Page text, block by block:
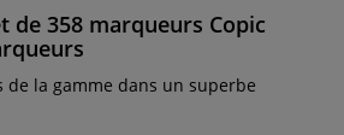
de 358 marqueurs Copic
de la gamme dans un superbe